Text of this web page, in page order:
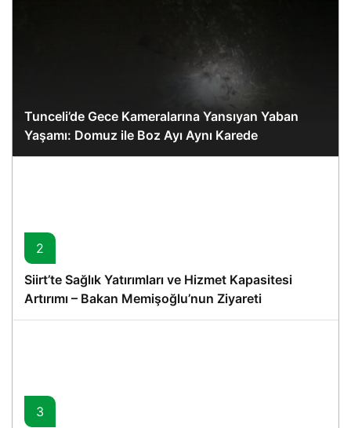
Tunceli’de Gece Kameralarına Yansıyan Yaban
Yaşamı: Domuz ile Boz Ayı Aynı Karede
2
Siirt’te Sağlık Yatırımları ve Hizmet Kapasitesi
Artırımı – Bakan Memişoğlu’nun Ziyareti
3